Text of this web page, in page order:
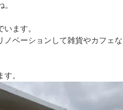
ます。
ノベーションして雑貨やカフェな
。